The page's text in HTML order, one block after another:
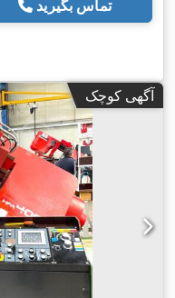
تماس بگیرید
آگهی کوچک